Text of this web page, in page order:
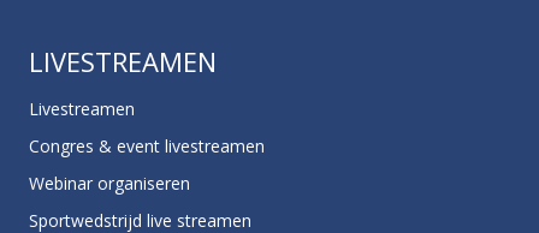
LIVESTREAMEN
Livestreamen
Congres & event livestreamen
Webinar organiseren
Sportwedstrijd live streamen